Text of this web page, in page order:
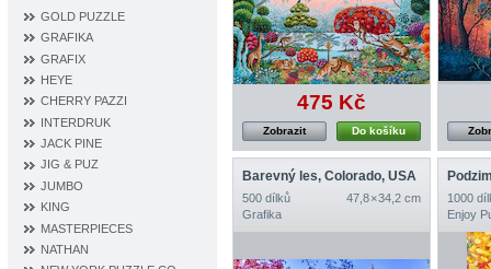
GOLD PUZZLE
GRAFIKA
GRAFIX
HEYE
CHERRY PAZZI
INTERDRUK
JACK PINE
JIG & PUZ
JUMBO
KING
MASTERPIECES
NATHAN
475 Kč
Do košíku
Zobrazit
Barevný les, Colorado, USA
500 dílků
47,8 × 34,2 cm
Grafika
1000
Enjoy